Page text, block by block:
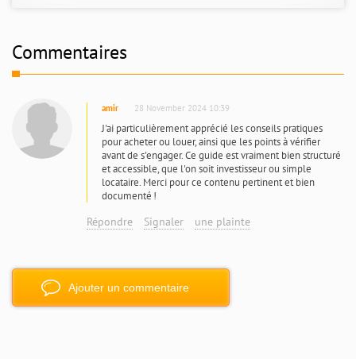
Commentaires
amir 28 November 2024 10:39
J'ai particulièrement apprécié les conseils pratiques
pour acheter ou louer, ainsi que les points à vérifier
avant de s'engager. Ce guide est vraiment bien structuré
et accessible, que l'on soit investisseur ou simple
locataire. Merci pour ce contenu pertinent et bien
documenté !
Répondre Signaler une plainte
Ajouter un commentaire